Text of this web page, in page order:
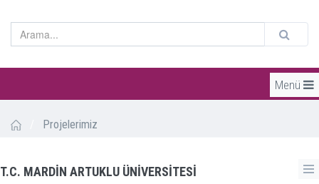
Menü
Projelerimiz
T.C. MARDİN ARTUKLU ÜNİVERSİTESİ